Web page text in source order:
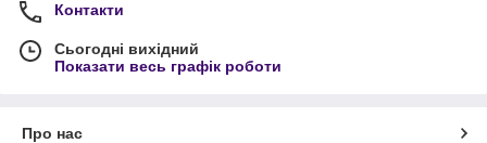
Контакти
Сьогодні вихідний
Показати весь графік роботи
Про нас